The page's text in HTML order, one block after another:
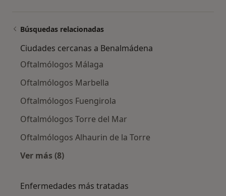
Búsquedas relacionadas
Ciudades cercanas a Benalmádena
Oftalmólogos Málaga
Oftalmólogos Marbella
Oftalmólogos Fuengirola
Oftalmólogos Torre del Mar
Oftalmólogos Alhaurin de la Torre
Ver más (8)
Enfermedades más tratadas